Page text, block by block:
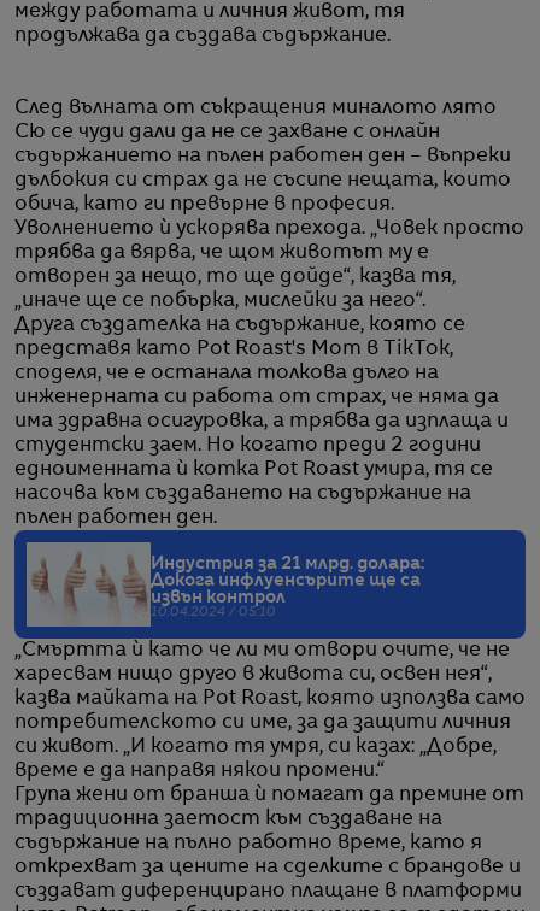
между работата и личния живот, тя
продължава да създава съдържание.
След вълната от съкращения миналото лято
Сю се чуди дали да не се захване с онлайн
съдържанието на пълен работен ден – въпреки
дълбокия си страх да не съсипе нещата, които
обича, като ги превърне в професия.
Уволнението ѝ ускорява прехода. „Човек просто
трябва да вярва, че щом животът му е
отворен за нещо, то ще дойде“, казва тя,
„иначе ще се побърка, мислейки за него“.
Друга създателка на съдържание, която се
представя като Pot Roast's Mom в TikTok,
споделя, че е останала толкова дълго на
инженерната си работа от страх, че няма да
има здравна осигуровка, а трябва да изплаща и
студентски заем. Но когато преди 2 години
едноименната ѝ котка Pot Roast умира, тя се
насочва към създаването на съдържание на
пълен работен ден.
Индустрия за 21 млрд. долара:
Докога инфлуенсърите ще са
извън контрол
10.04.2024 / 05:10
„Смъртта ѝ като че ли ми отвори очите, че не
харесвам нищо друго в живота си, освен нея“,
казва майката на Pot Roast, която използва само
потребителското си име, за да защити личния
си живот. „И когато тя умря, си казах: „Добре,
време е да направя някои промени.“
Група жени от бранша ѝ помагат да премине от
традиционна заетост към създаване на
съдържание на пълно работно време, като я
открехват за цените на сделките с брандове и
създават диференцирано плащане в платформи